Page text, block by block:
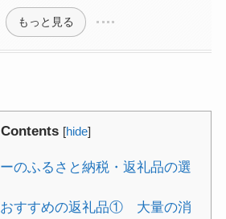
もっと見る
Contents [hide]
のふるさと納税・返礼品の選
おすすめの返礼品① 大量の消